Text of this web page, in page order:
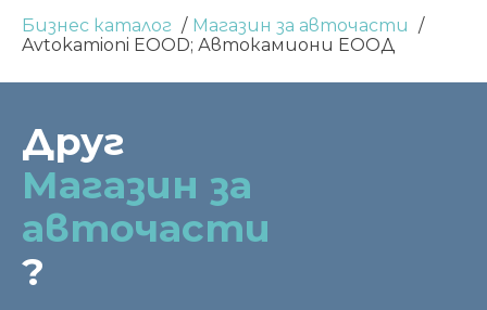
Бизнес каталог
Магазин за авточасти
Avtokamioni EOOD; Автокамиони ЕООД
Друг
Магазин за
авточасти
?